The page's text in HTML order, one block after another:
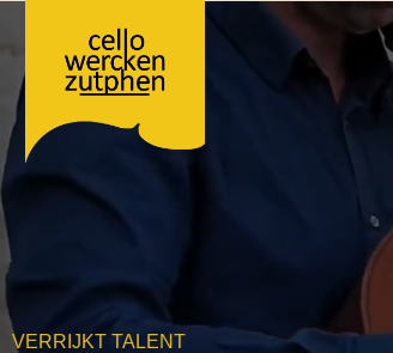
inhoud
VERRIJKT TALENT